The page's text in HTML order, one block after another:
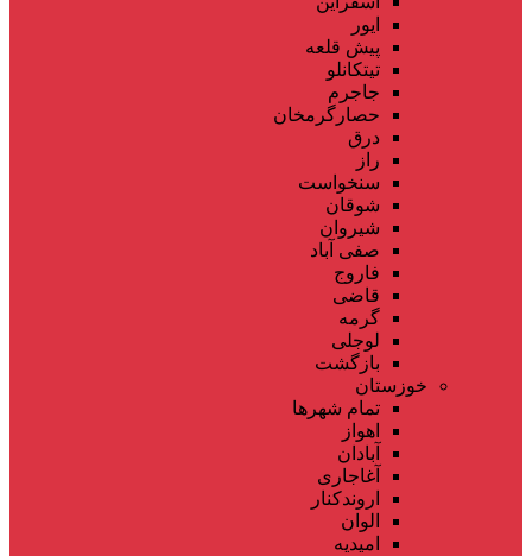
ایور
پیش قلعه
تیتکانلو
جاجرم
حصارگرمخان
درق
راز
سنخواست
شوقان
شیروان
صفی آباد
فاروج
قاضی
گرمه
لوجلی
بازگشت
خوزستان
تمام شهر‌ها
اهواز
آبادان
آغاجاری
اروندکنار
الوان
امیدیه